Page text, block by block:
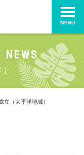
MENU
NEWS
]
立（太平洋地域）